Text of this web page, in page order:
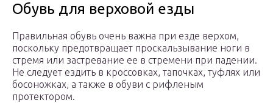
Обувь для верховой езды
Правильная обувь очень важна при езде верхом,
поскольку предотвращает проскальзывание ноги в
стремя или застревание ее в стремени при падении.
Не следует ездить в кроссовках, тапочках, туфлях или
босоножках, а также в обуви с рифленым
протектором.